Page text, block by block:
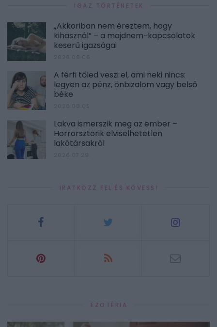
IGAZ TÖRTÉNETEK
„Akkoriban nem éreztem, hogy
kihasznál” – a majdnem-kapcsolatok
keserű igazságai
A férfi tőled veszi el, ami neki nincs:
legyen az pénz, önbizalom vagy belső
béke
Lakva ismerszik meg az ember –
Horrorsztorik elviselhetetlen
lakótársakról
2026.07.29.
IRATKOZZ FEL ÉS KÖVESS!
EZOTÉRIA